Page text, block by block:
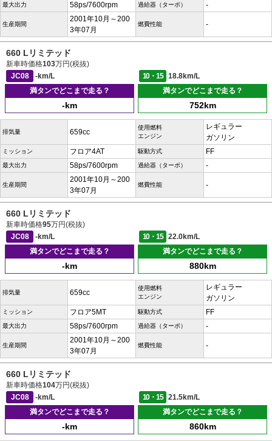
最大出力 58ps/7600rpm 過給器（ターボ） -
生産期間
2001年10月～200
3年07月
燃費性能 -
660 Lリミテッド
新車時価格103万円(税抜)
JC08
-km/L 10・15
18.8km/L
満タンでどこまで走る？
-km
満タンでどこまで走る？
752km
排気量 659cc
使用燃料
エンジン
レギュラー
ガソリン
ミッション フロア4AT 駆動方式 FF
最大出力 58ps/7600rpm 過給器（ターボ） -
生産期間
2001年10月～200
3年07月
燃費性能 -
660 Lリミテッド
新車時価格95万円(税抜)
JC08
-km/L 10・15
22.0km/L
満タンでどこまで走る？
-km
満タンでどこまで走る？
880km
排気量 659cc
使用燃料
エンジン
レギュラー
ガソリン
ミッション フロア5MT 駆動方式 FF
最大出力 58ps/7600rpm 過給器（ターボ） -
生産期間
2001年10月～200
3年07月
燃費性能 -
660 Lリミテッド
新車時価格104万円(税抜)
JC08
-km/L 10・15
21.5km/L
満タンでどこまで走る？
-km
満タンでどこまで走る？
860km